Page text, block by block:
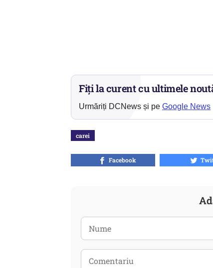
Fiți la curent cu ultimele
Urmăriți DCNews și pe Google News
carei
Facebook